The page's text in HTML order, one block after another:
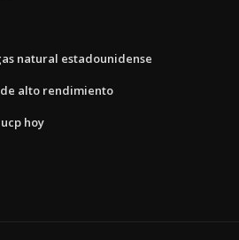
natural estadounidense
alto rendimiento
hoy